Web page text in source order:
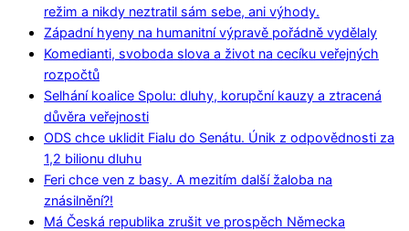
režim a nikdy neztratil sám sebe, ani výhody.
Západní hyeny na humanitní výpravě pořádně vydělaly
Komedianti, svoboda slova a život na cecíku veřejných
rozpočtů
Selhání koalice Spolu: dluhy, korupční kauzy a ztracená
důvěra veřejnosti
ODS chce uklidit Fialu do Senátu. Únik z odpovědnosti za
1,2 bilionu dluhu
Feri chce ven z basy. A mezitím další žaloba na
znásilnění?!
Má Česká republika zrušit ve prospěch Německa